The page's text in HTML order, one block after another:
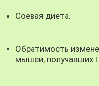
Соевая диета.
Обратимость
мышей, получавших